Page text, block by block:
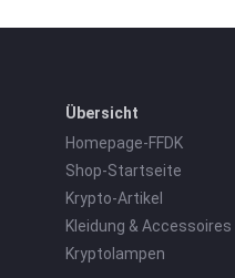
Übersicht
Homepage-FFDK
Shop-Startseite
Krypto-Artikel
Kleidung & Accessoires
Kryptolampen